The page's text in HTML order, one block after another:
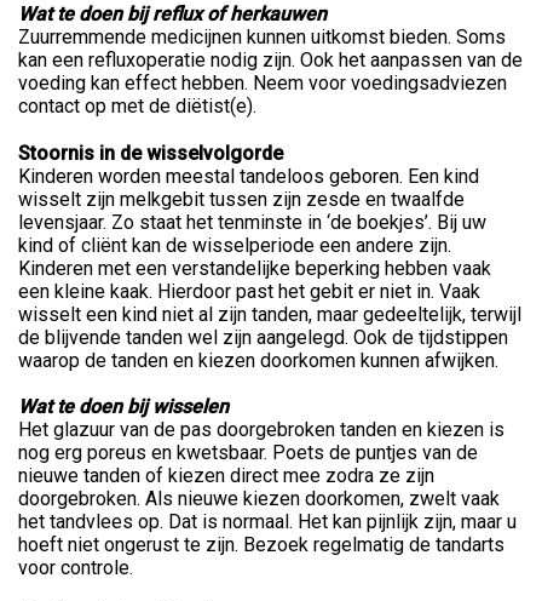
Wat te doen bij reflux of herkauwen
Zuurremmende medicijnen kunnen uitkomst bieden. Soms
kan een refluxoperatie nodig zijn. Ook het aanpassen van de
voeding kan effect hebben. Neem voor voedingsadviezen
contact op met de diëtist(e).
Stoornis in de wisselvolgorde
Kinderen worden meestal tandeloos geboren. Een kind
wisselt zijn melkgebit tussen zijn zesde en twaalfde
levensjaar. Zo staat het tenminste in ‘de boekjes’. Bij uw
kind of cliënt kan de wisselperiode een andere zijn.
Kinderen met een verstandelijke beperking hebben vaak
een kleine kaak. Hierdoor past het gebit er niet in. Vaak
wisselt een kind niet al zijn tanden, maar gedeeltelijk, terwijl
de blijvende tanden wel zijn aangelegd. Ook de tijdstippen
waarop de tanden en kiezen doorkomen kunnen afwijken.
Wat te doen bij wisselen
Het glazuur van de pas doorgebroken tanden en kiezen is
nog erg poreus en kwetsbaar. Poets de puntjes van de
nieuwe tanden of kiezen direct mee zodra ze zijn
doorgebroken. Als nieuwe kiezen doorkomen, zwelt vaak
het tandvlees op. Dat is normaal. Het kan pijnlijk zijn, maar u
hoeft niet ongerust te zijn. Bezoek regelmatig de tandarts
voor controle.